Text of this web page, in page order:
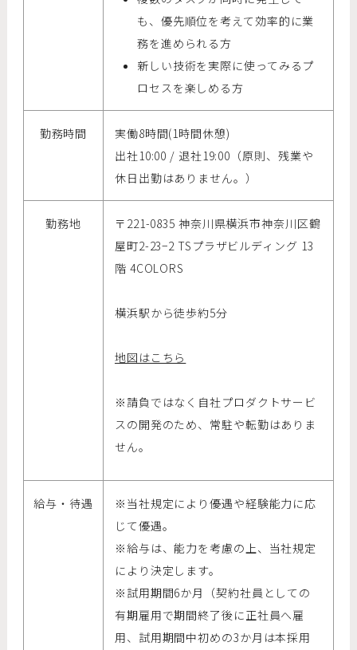
も、優先順位を考えて効率的に業
務を進められる方
新しい技術を実際に使ってみるプ
ロセスを楽しめる方
勤務時間
実働8時間(1時間休憩)
出社10:00 / 退社19:00（原則、残業や
休日出勤はありません。）
勤務地
〒221-0835 神奈川県横浜市神奈川区鶴
屋町2-23−2 TSプラザビルディング 13
階 4COLORS
横浜駅から徒歩約5分
地図はこちら
※請負ではなく自社プロダクトサービ
スの開発のため、常駐や転勤はありま
せん。
給与・待遇
※当社規定により優遇や経験能力に応
じて優遇。
※給与は、能力を考慮の上、当社規定
により決定します。
※試用期間6か月（契約社員としての
有期雇用で期間終了後に正社員へ雇
用、試用期間中初めの3か月は本採用